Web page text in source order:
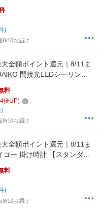
[電波自動受信機能有]
)
8/10お届け
大全額ポイント還元｜8/11ま
間接光LEDシーリング
[14畳 /電球色 /リモコン付
料
4倍UP)
)
8/10お届け
大全額ポイント還元｜8/11ま
ー 掛け時計 【スタンダー
KX383B [電波自動受信機能
料
)
8/10お届け